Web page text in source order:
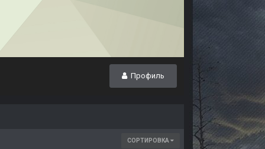
Профиль
СОРТИРОВКА